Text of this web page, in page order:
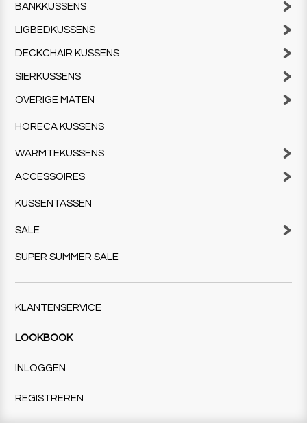
BANKKUSSENS
LIGBEDKUSSENS
DECKCHAIR KUSSENS
SIERKUSSENS
OVERIGE MATEN
HORECA KUSSENS
WARMTEKUSSENS
ACCESSOIRES
KUSSENTASSEN
SALE
SUPER SUMMER SALE
KLANTENSERVICE
LOOKBOOK
INLOGGEN
REGISTREREN